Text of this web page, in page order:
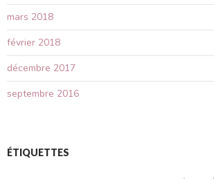
mars 2018
février 2018
décembre 2017
septembre 2016
ÉTIQUETTES